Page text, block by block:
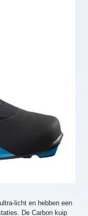
licht en hebben een
De Carbon kuip